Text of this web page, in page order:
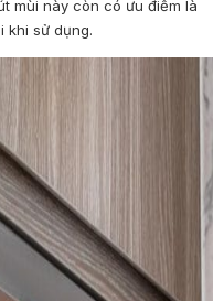
mùi này còn có ưu điểm là
khi sử dụng.